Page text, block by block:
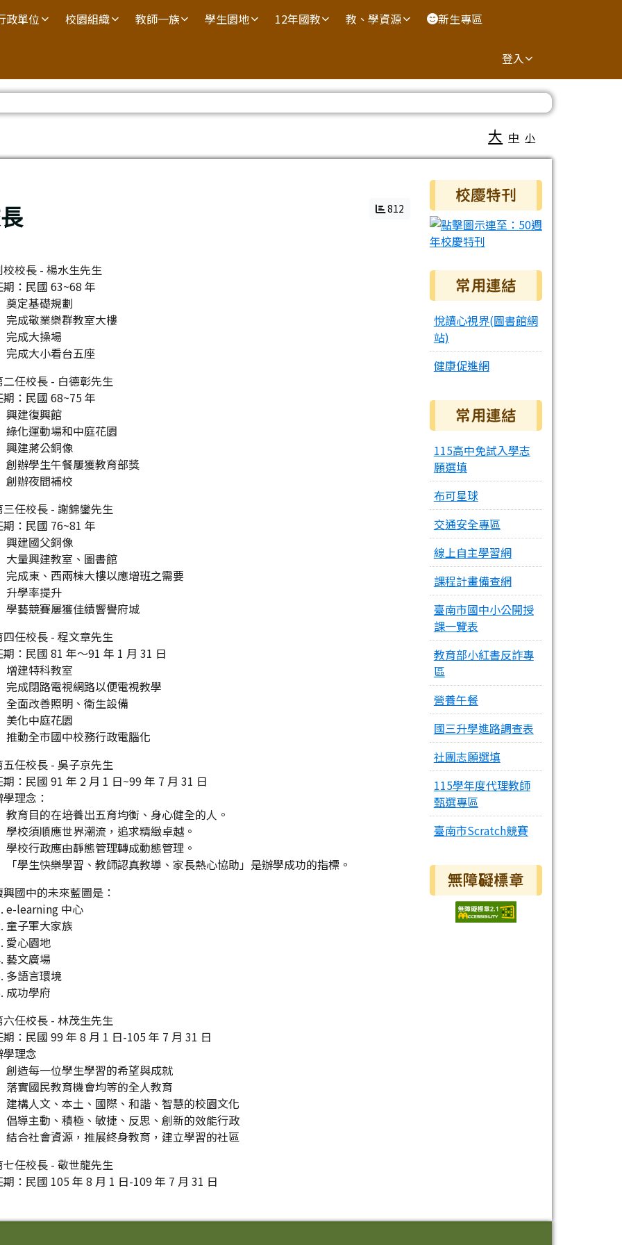
政單位 校園組織 教師一族 學生園地 12年國教 教、學資源 新生專區
登入
大 中 小
812
校校長 - 楊水生先生
期：民國 63~68 年
奠定基礎規劃
完成敬業樂群教室大樓
完成大操場
完成大小看台五座
二任校長 - 白德彰先生
期：民國 68~75 年
興建復興館
綠化運動場和中庭花園
興建蔣公銅像
創辦學生午餐屢獲教育部獎
創辦夜間補校
三任校長 - 謝錦鑾先生
期：民國 76~81 年
興建國父銅像
大量興建教室、圖書館
完成東、西兩棟大樓以應增班之需要
升學率提升
學藝競賽屢獲佳績響譽府城
四任校長 - 程文章先生
期：民國 81 年～91 年 1 月 31 日
增建特科教室
完成閉路電視網路以便電視教學
全面改善照明、衛生設備
美化中庭花園
推動全市國中校務行政電腦化
五任校長 - 吳子京先生
期：民國 91 年 2 月 1 日~99 年 7 月 31 日
理念：
教育目的在培養出五育均衡、身心健全的人。
學校須順應世界潮流，追求精緻卓越。
學校行政應由靜態管理轉成動態管理。
「學生快樂學習、教師認真教導、家長熱心協助」是辦學成功的指標。
興國中的未來藍圖是：
e-learning 中心
童子軍大家族
愛心園地
藝文廣場
多語言環境
成功學府
六任校長 - 林茂生先生
期：民國 99 年 8 月 1 日-105 年 7 月 31 日
學理念
創造每一位學生學習的希望與成就
落實國民教育機會均等的全人教育
建構人文、本土、國際、和諧、智慧的校園文化
倡導主動、積極、敏捷、反思、創新的效能行政
結合社會資源，推展終身教育，建立學習的社區
七任校長 - 敬世龍先生
期：民國 105 年 8 月 1 日-109 年 7 月 31 日
右邊區域內容
校慶特刊
常用連結
悅讀心視界(圖書館網
站)
健康促進網
常用連結
115高中免試入學志
願選填
布可星球
交通安全專區
線上自主學習網
課程計畫備查網
臺南市國中小公開授
課一覽表
教育部小紅書反詐專
區
營養午餐
國三升學進路調查表
社團志願選填
115學年度代理教師
甄選專區
臺南市Scratch競賽
無障礙標章